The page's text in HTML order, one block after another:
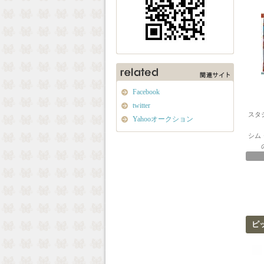
Facebook
twitter
Yahooオークション
スタ
シム
ピ